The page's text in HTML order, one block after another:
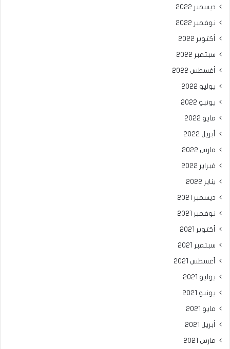
ديسمبر 2022
نوفمبر 2022
أكتوبر 2022
سبتمبر 2022
أغسطس 2022
يوليو 2022
يونيو 2022
مايو 2022
أبريل 2022
مارس 2022
فبراير 2022
يناير 2022
ديسمبر 2021
نوفمبر 2021
أكتوبر 2021
سبتمبر 2021
أغسطس 2021
يوليو 2021
يونيو 2021
مايو 2021
أبريل 2021
مارس 2021